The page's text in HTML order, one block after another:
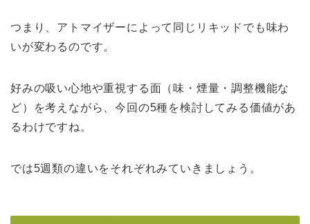
つまり、アトマイザーによって同じリキッドでも味わ
いが変わるのです。
好みの吸い心地や重視する面（味・煙量・調整機能な
ど）を考えながら、今回の5種を検討してみる価値があ
るわけですね。
では5週類の違いをそれぞれみていきましょう。